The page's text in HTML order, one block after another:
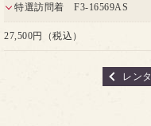
特選訪問着 F3-16569AS
27,500円（税込）
レン